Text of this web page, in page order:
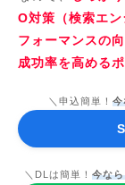
O対策（検索エ
フォーマンスの
成功率を高める
＼申込簡単！ 今
＼DLは簡単！ 今な